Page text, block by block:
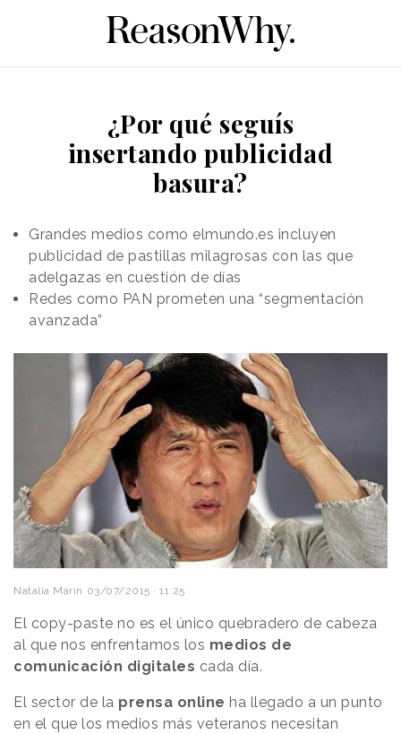
¿Por qué seguís
insertando publicidad
basura?
Grandes medios como elmundo.es incluyen
publicidad de pastillas milagrosas con las que
adelgazas en cuestión de días
Redes como PAN prometen una “segmentación
avanzada”
Natalia Marin 03/07/2015 · 11:25
El copy-paste no es el único quebradero de cabeza
al que nos enfrentamos los medios de
comunicación digitales cada día.
El sector de la prensa online ha llegado a un punto
en el que los medios más veteranos necesitan